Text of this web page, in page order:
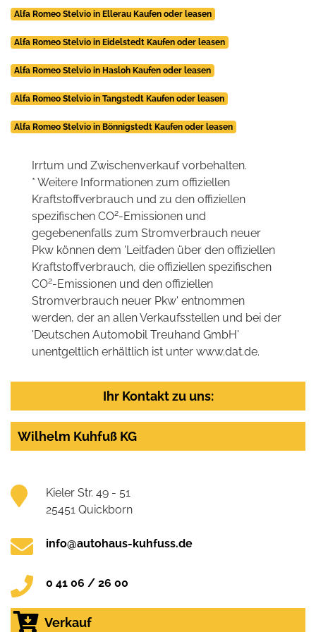
Alfa Romeo Stelvio in Ellerau Kaufen oder leasen
Alfa Romeo Stelvio in Eidelstedt Kaufen oder leasen
Alfa Romeo Stelvio in Hasloh Kaufen oder leasen
Alfa Romeo Stelvio in Tangstedt Kaufen oder leasen
Alfa Romeo Stelvio in Bönnigstedt Kaufen oder leasen
Irrtum und Zwischenverkauf vorbehalten.
* Weitere Informationen zum offiziellen
Kraftstoffverbrauch und zu den offiziellen
spezifischen CO2-Emissionen und
gegebenenfalls zum Stromverbrauch neuer
Pkw können dem 'Leitfaden über den offiziellen
Kraftstoffverbrauch, die offiziellen spezifischen
CO2-Emissionen und den offiziellen
Stromverbrauch neuer Pkw' entnommen
werden, der an allen Verkaufsstellen und bei der
'Deutschen Automobil Treuhand GmbH'
unentgeltlich erhältlich ist unter www.dat.de.
Ihr Kontakt zu uns:
Wilhelm Kuhfuß KG
Kieler Str. 49 - 51
25451 Quickborn
info@autohaus-kuhfuss.de
0 41 06 / 26 00
Verkauf